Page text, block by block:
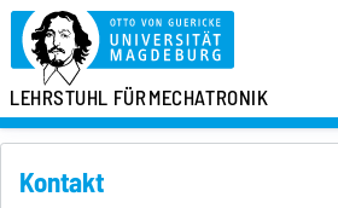
LEHRSTUHL FÜRMECHATRONIK
Kontakt